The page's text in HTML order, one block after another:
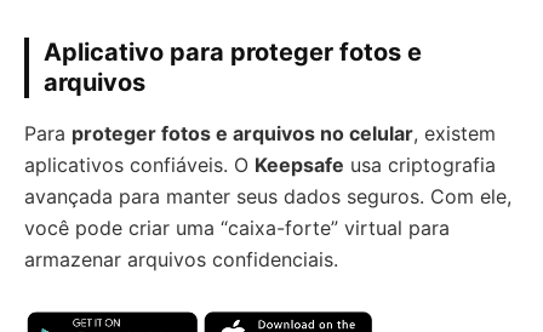
Aplicativo para proteger fotos e
arquivos
Para proteger fotos e arquivos no celular, existem
aplicativos confiáveis. O Keepsafe usa criptografia
avançada para manter seus dados seguros. Com ele,
você pode criar uma “caixa-forte” virtual para
armazenar arquivos confidenciais.